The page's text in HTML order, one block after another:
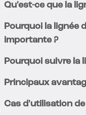
Qu'est-ce que la
Pourquoi la lignée
importante ?
Pourquoi suivre la
Principaux
Cas d'utilisation